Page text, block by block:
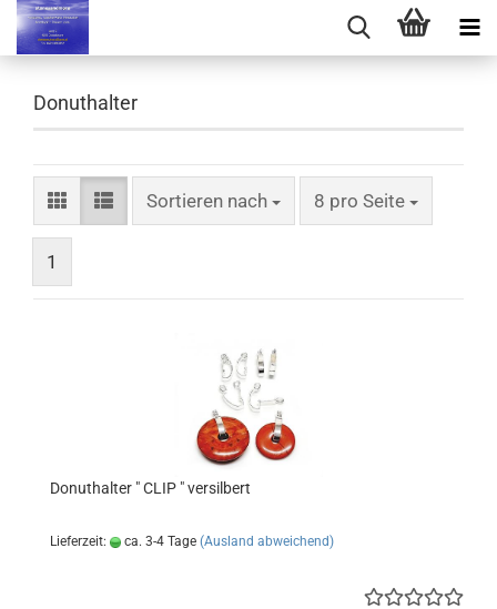
Donuthalter
Sortieren nach
Sortieren nach 8 pro Seite
pro Seite
1
Donuthalter " CLIP " versilbert
Lieferzeit: ca. 3-4 Tage (Ausland abweichend)